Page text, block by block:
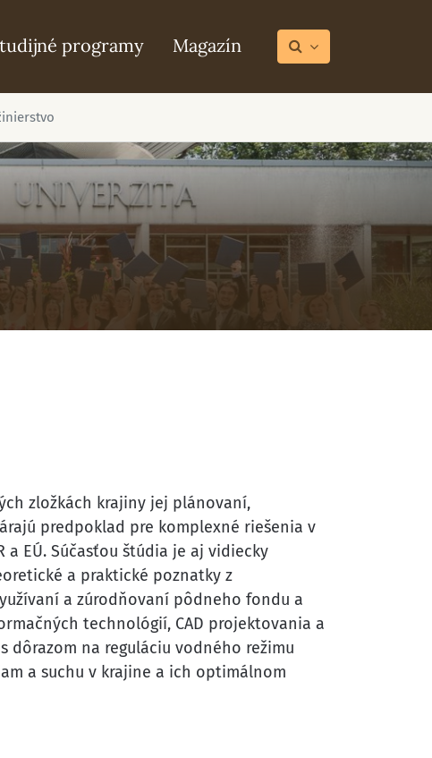
programy Magazín
zložkách krajiny jej plánovaní,
predpoklad pre komplexné riešenia v
EÚ. Súčasťou štúdia je aj vidiecky
a praktické poznatky z
a zúrodňovaní pôdneho fondu a
technológií, CAD projektovania a
dôrazom na reguláciu vodného režimu
a suchu v krajine a ich optimálnom